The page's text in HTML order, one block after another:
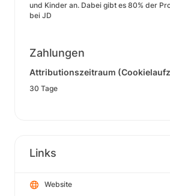
und Kinder an. Dabei gibt es 80% der
bei JD
Zahlungen
Attributionszeitraum
30 Tage
Links
Website